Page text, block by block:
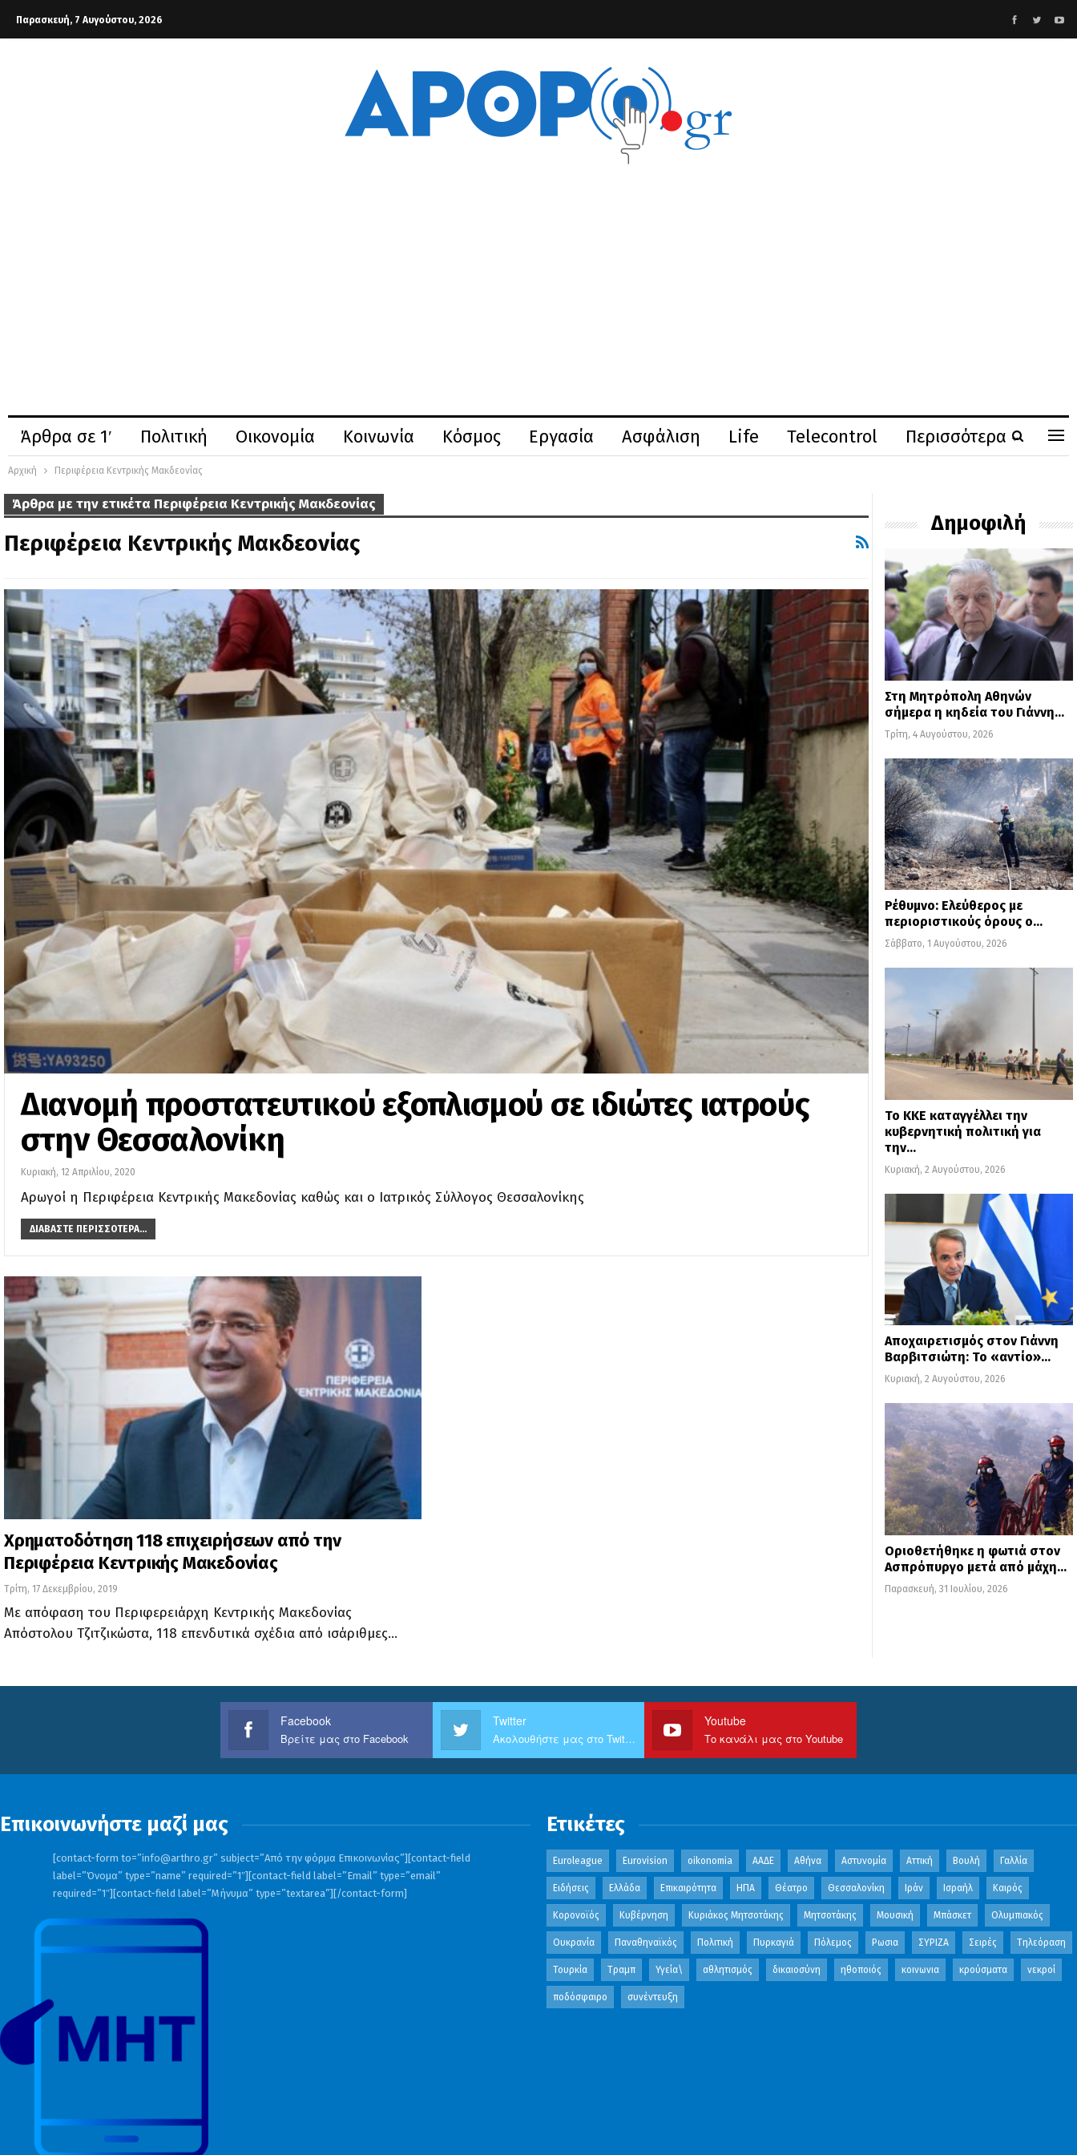
Παρασκευή, 7 Αυγούστου, 2026
Άρθρα σε 1′ Πολιτική Οικονομία Κοινωνία Κόσμος Εργασία Ασφάλιση Life Telecontrol Περισσότερα
Αρχική Περιφέρεια Κεντρικής Μακδεονίας
Άρθρα με την ετικέτα Περιφέρεια Κεντρικής Μακδεονίας
Περιφέρεια Κεντρικής Μακδεονίας
Διανομή προστατευτικού εξοπλισμού σε ιδιώτες ιατρούς
στην Θεσσαλονίκη
Κυριακή, 12 Απριλίου, 2020
Αρωγοί η Περιφέρεια Κεντρικής Μακεδονίας καθώς και ο Ιατρικός Σύλλογος Θεσσαλονίκης
ΔΙΑΒΆΣΤΕ ΠΕΡΙΣΣΌΤΕΡΑ...
Χρηματοδότηση 118 επιχειρήσεων από την
Περιφέρεια Κεντρικής Μακεδονίας
Τρίτη, 17 Δεκεμβρίου, 2019
Με απόφαση του Περιφερειάρχη Κεντρικής Μακεδονίας
Απόστολου Τζιτζικώστα, 118 επενδυτικά σχέδια από ισάριθμες…
Δημοφιλή
Στη Μητρόπολη Αθηνών
σήμερα η κηδεία του Γιάννη…
Τρίτη, 4 Αυγούστου, 2026
Ρέθυμνο: Ελεύθερος με
περιοριστικούς όρους ο…
Σάββατο, 1 Αυγούστου, 2026
Το ΚΚΕ καταγγέλλει την
κυβερνητική πολιτική για
την…
Κυριακή, 2 Αυγούστου, 2026
Αποχαιρετισμός στον Γιάννη
Βαρβιτσιώτη: Το «αντίο»…
Κυριακή, 2 Αυγούστου, 2026
Οριοθετήθηκε η φωτιά στον
Ασπρόπυργο μετά από μάχη…
Παρασκευή, 31 Ιουλίου, 2026
Facebook
Βρείτε μας στο Facebook
Twitter
Ακολουθήστε μας στο Twitter
Youtube
Το κανάλι μας στο Youtube
Επικοινωνήστε μαζί μας
[contact-form to=”info@arthro.gr” subject=”Από την φόρμα Επικοινωνίας”][contact-field
label=”Όνομα” type=”name” required=”1″][contact-field label=”Email” type=”email”
required=”1″][contact-field label=”Μήνυμα” type=”textarea”][/contact-form]
Ετικέτες
Euroleague Eurovision oikonomia ΑΑΔΕ Αθήνα Αστυνομία Αττική Βουλή Γαλλία
Ειδήσεις Ελλάδα Επικαιρότητα ΗΠΑ Θέατρο Θεσσαλονίκη Ιράν Ισραήλ Καιρός
Κορονοϊός Κυβέρνηση Κυριάκος Μητσοτάκης Μητσοτάκης Μουσική Μπάσκετ Ολυμπιακός
Ουκρανία Παναθηναϊκός Πολιτική Πυρκαγιά Πόλεμος Ρωσια ΣΥΡΙΖΑ Σειρές Τηλεόραση
Τουρκία Τραμπ Υγεία\ αθλητισμός δικαιοσύνη ηθοποιός κοινωνια κρούσματα νεκροί
ποδόσφαιρο συνέντευξη